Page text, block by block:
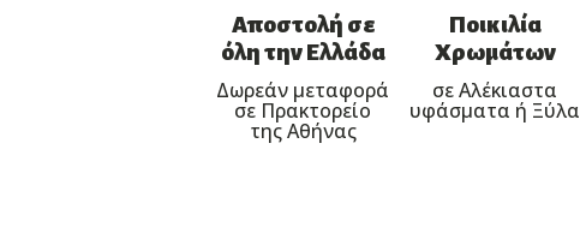
Αποστολή σε
όλη την Ελλάδα
Δωρεάν μεταφορά
σε Πρακτορείο
της Αθήνας
Ποικιλία
Χρωμάτων
σε Αλέκιαστα
υφάσματα ή Ξύλα